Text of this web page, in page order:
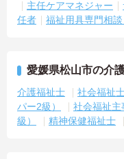
＜評価制度でキャリアア
・介護福祉士や初任者研
例も多数あり、腰を据え
主任ケアマネジャー
任者
福祉用具専門相談
愛媛県松山市の介
介護福祉士 社会福祉
パー2級）
社会福祉主
級）
精神保健福祉士